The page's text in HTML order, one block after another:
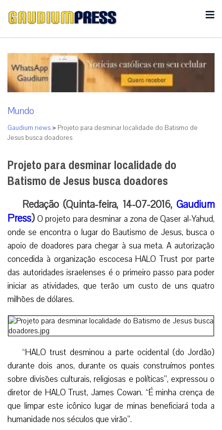
Mundo
Gaudium news > Projeto para desminar localidade do Batismo de
Jesus busca doadores
Projeto para desminar localidade do
Batismo de Jesus busca doadores
Redação (Quinta-feira, 14-07-2016, Gaudium
Press) O projeto para desminar a zona de Qaser al-Yahud,
onde se encontra o lugar do Bautismo de Jesus, busca o
apoio de doadores para chegar à sua meta. A autorização
concedida à organização escocesa HALO Trust por parte
das autoridades israelenses é o primeiro passo para poder
iniciar as atividades, que terão um custo de uns quatro
milhões de dólares.
“HALO trust desminou a parte ocidental (do Jordão)
durante dois anos, durante os quais construímos pontes
sobre divisões culturais, religiosas e políticas”, expressou o
diretor de HALO Trust, James Cowan. “É minha crença de
que limpar este icônico lugar de minas beneficiará toda a
humanidade nos séculos que virão”.